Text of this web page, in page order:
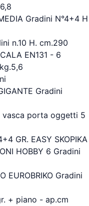
Gradini N°4+4 H
n.10 H. cm.290
EN131 - 6
Gradini
vasca porta oggetti 5
GR. EASY SKOPIKA
HOBBY 6 Gradini
EUROBRIKO Gradini
+ piano - ap.cm